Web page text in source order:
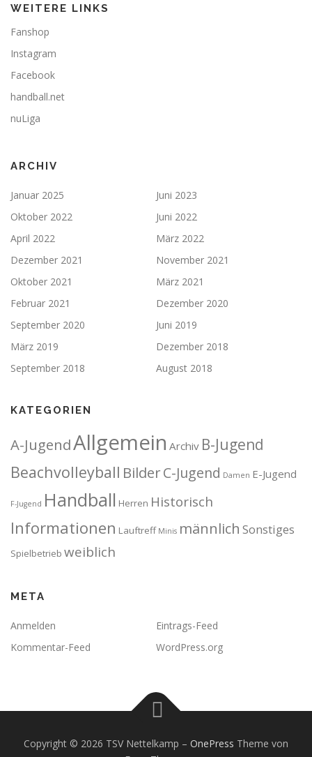
WEITERE LINKS
Fanshop
Instagram
Facebook
handball.net
nuLiga
ARCHIV
Januar 2025
Juni 2023
Oktober 2022
Juni 2022
April 2022
März 2022
Dezember 2021
November 2021
Oktober 2021
März 2021
Februar 2021
Dezember 2020
September 2020
Juni 2019
März 2019
Dezember 2018
September 2018
August 2018
KATEGORIEN
A-JugendAllgemein Archiv B-Jugend
Beachvolleyball BilderC-Jugend Damen E-Jugend
F-Jugend Handball Herren Historisch
Informationen Lauftreff Minis männlich Sonstiges
Spielbetrieb weiblich
META
Anmelden
Eintrags-Feed
Kommentar-Feed
WordPress.org
Copyright © 2026 TSV Nettelkamp – OnePress Theme von